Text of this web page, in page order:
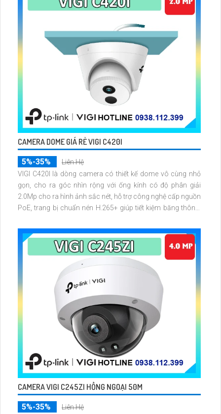
CAMERA DOME GIÁ RẺ VIGI C420I
5%-35%
Liên Hệ
VIGI C420I là dòng camera có thiết kế dome vô cùng nhỏ
gọn, cho ra góc nhìn rộng với ống kính có độ phân giải
2.0Mp cho ra hình ảnh sắc nét, hỗ trợ công nghệ cấp nguồn
PoE, trang bị chuẩn nén H.265+ giúp tiết kiệm băng thông,
và phương tiện
CAMERA VIGI C245ZI HỒNG NGOẠI 50M
5%-35%
Liên Hệ